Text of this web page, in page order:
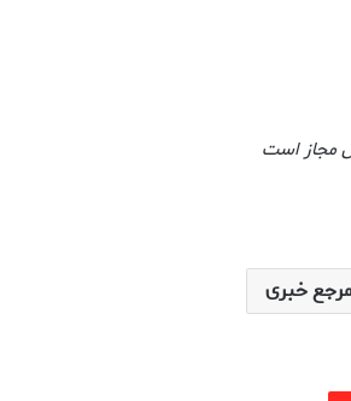
مجاز است
مرجع خبری